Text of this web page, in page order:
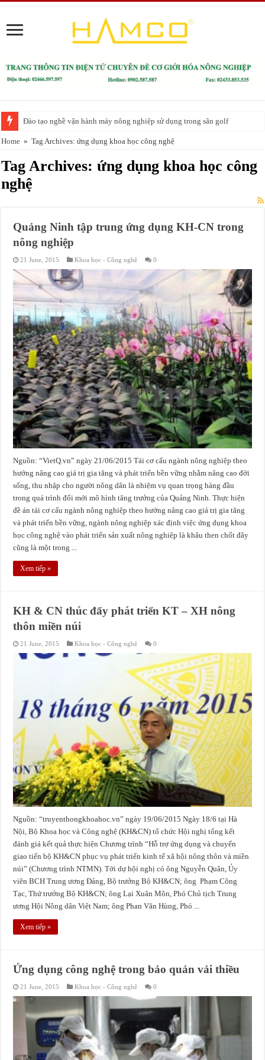
Đào tạo nghề vận hành máy nông nghiệp sử dụng trong sân golf
Home » Tag Archives: ứng dụng khoa học công nghệ
Tag Archives:ứng dụng khoa học công
nghệ
Quảng Ninh tập trung ứng dụng KH-CN trong
nông nghiệp
21 June, 2015 Khoa học - Công nghệ 0
Nguồn: “VietQ.vn” ngày 21/06/2015 Tái cơ cấu ngành nông nghiệp theo
hướng nâng cao giá trị gia tăng và phát triển bền vững nhằm nâng cao đời
sống, thu nhập cho người nông dân là nhiệm vụ quan trọng hàng đầu
trong quá trình đổi mới mô hình tăng trưởng của Quảng Ninh. Thực hiện
đề án tái cơ cấu ngành nông nghiệp theo hướng nâng cao giá trị gia tăng
và phát triển bền vững, ngành nông nghiệp xác định việc ứng dụng khoa
học công nghệ vào phát triển sản xuất nông nghiệp là khâu then chốt đây
cũng là một trong ...
Xem tiếp »
KH & CN thúc đẩy phát triển KT – XH nông
thôn miền núi
21 June, 2015 Khoa học - Công nghệ 0
Nguồn: “truyenthongkhoahoc.vn” ngày 19/06/2015 Ngày 18/6 tại Hà
Nội, Bộ Khoa học và Công nghệ (KH&CN) tổ chức Hội nghị tổng kết
đánh giá kết quả thực hiện Chương trình “Hỗ trợ ứng dụng và chuyển
giao tiến bộ KH&CN phục vụ phát triển kinh tế xã hội nông thôn và miền
núi” (Chương trình NTMN). Tới dự hội nghị có ông Nguyễn Quân, Ủy
viên BCH Trung ương Đảng, Bộ trưởng Bộ KH&CN; ông Phạm Công
Tạc, Thứ trưởng Bộ KH&CN; ông Lại Xuân Môn, Phó Chủ tịch Trung
ương Hội Nông dân Việt Nam; ông Phan Văn Hùng, Phó ...
Xem tiếp »
Ứng dụng công nghệ trong bảo quản vải thiều
21 June, 2015 Khoa học - Công nghệ 0